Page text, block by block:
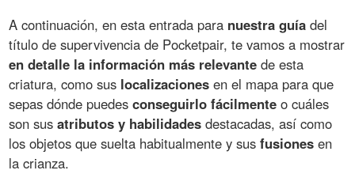
A continuación, en esta entrada para nuestra guía del
título de supervivencia de Pocketpair, te vamos a mostrar
en detalle la información más relevante de esta
criatura, como sus localizaciones en el mapa para que
sepas dónde puedesconseguirlo fácilmente o cuáles
son susatributos y habilidades destacadas, así como
los objetos que suelta habitualmente y susfusiones en
la crianza.